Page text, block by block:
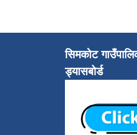
सिमकोट
ड्यासबोर्ड